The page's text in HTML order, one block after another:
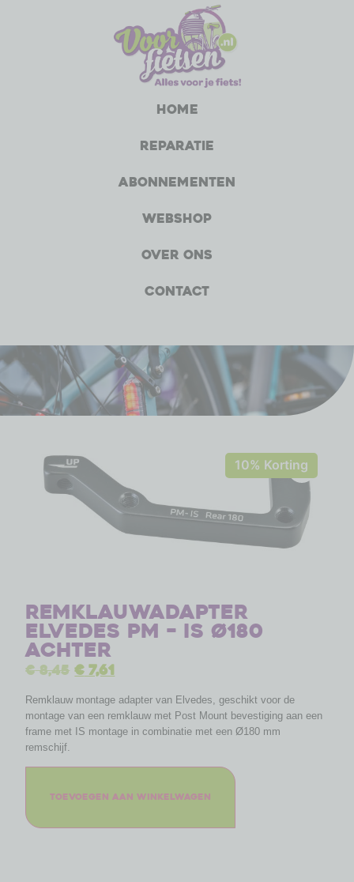
Home
Reparatie
Abonnementen
Webshop
Over ons
Contact
10% Korting
Remklauwadapter
Elvedes PM – IS Ø180
achter
€8,45 €7,61
Remklauw montage adapter van Elvedes, geschikt voor de
montage van een remklauw met Post Mount bevestiging aan een
frame met IS montage in combinatie met een Ø180 mm
remschijf.
Toevoegen aan winkelwagen